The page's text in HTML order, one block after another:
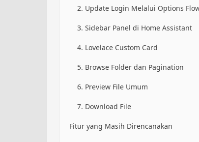
2. Update Login Melalui Options
3. Sidebar Panel di Home Assistant
4. Lovelace Custom Card
5. Browse Folder dan Pagination
6. Preview File Umum
7. Download File
Fitur yang Masih Direncanakan